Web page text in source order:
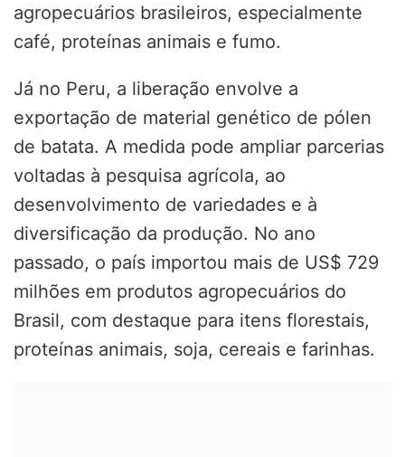
agropecuários brasileiros, especialmente
café, proteínas animais e fumo.
Já no Peru, a liberação envolve a
exportação de material genético de pólen
de batata. A medida pode ampliar parcerias
voltadas à pesquisa agrícola, ao
desenvolvimento de variedades e à
diversificação da produção. No ano
passado, o país importou mais de US$ 729
milhões em produtos agropecuários do
Brasil, com destaque para itens florestais,
proteínas animais, soja, cereais e farinhas.